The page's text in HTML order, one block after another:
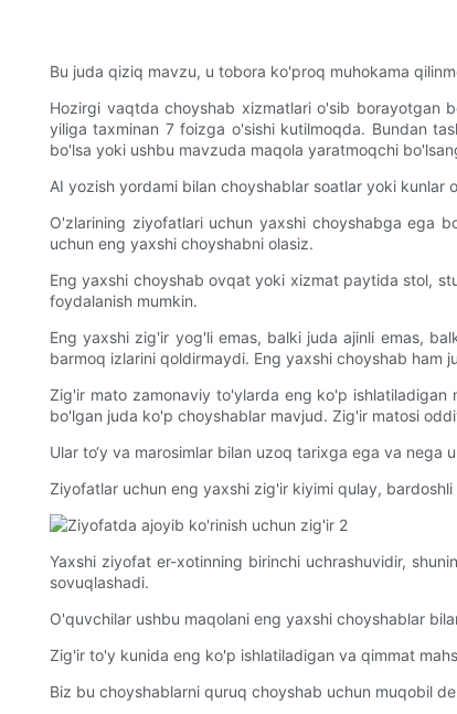
Bu juda qiziq mavzu, u tobora ko'proq muhokama
Hozirgi vaqtda choyshab xizmatlari o'sib borayotgan
yiliga taxminan 7 foizga o'sishi kutilmoqda. Bundan
bo'lsa yoki ushbu mavzuda maqola yaratmoqchi
AI yozish yordami bilan choyshablar soatlar yoki
O'zlarining ziyofatlari uchun yaxshi choyshabga ega
uchun eng yaxshi choyshabni olasiz.
Eng yaxshi choyshab ovqat yoki xizmat paytida stol,
foydalanish mumkin.
Eng yaxshi zig'ir yog'li emas, balki juda ajinli emas,
barmoq izlarini qoldirmaydi. Eng yaxshi choyshab
Zig'ir mato zamonaviy to'ylarda eng ko'p ishlatiladigan
bo'lgan juda ko'p choyshablar mavjud. Zig'ir matosi
Ular to‘y va marosimlar bilan uzoq tarixga ega va nega
Ziyofatlar uchun eng yaxshi zig'ir kiyimi qulay,
Yaxshi ziyofat er-xotinning birinchi uchrashuvidir,
sovuqlashadi.
O'quvchilar ushbu maqolani eng yaxshi choyshablar
Zig'ir to'y kunida eng ko'p ishlatiladigan va qimmat
Biz bu choyshablarni quruq choyshab uchun muqobil